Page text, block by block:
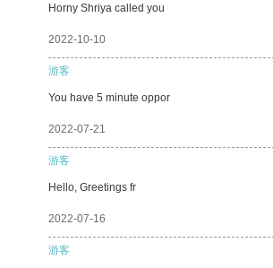
Horny Shriya called you
2022-10-10
游客
You have 5 minute oppor
2022-07-21
游客
Hello, Greetings fr
2022-07-16
游客